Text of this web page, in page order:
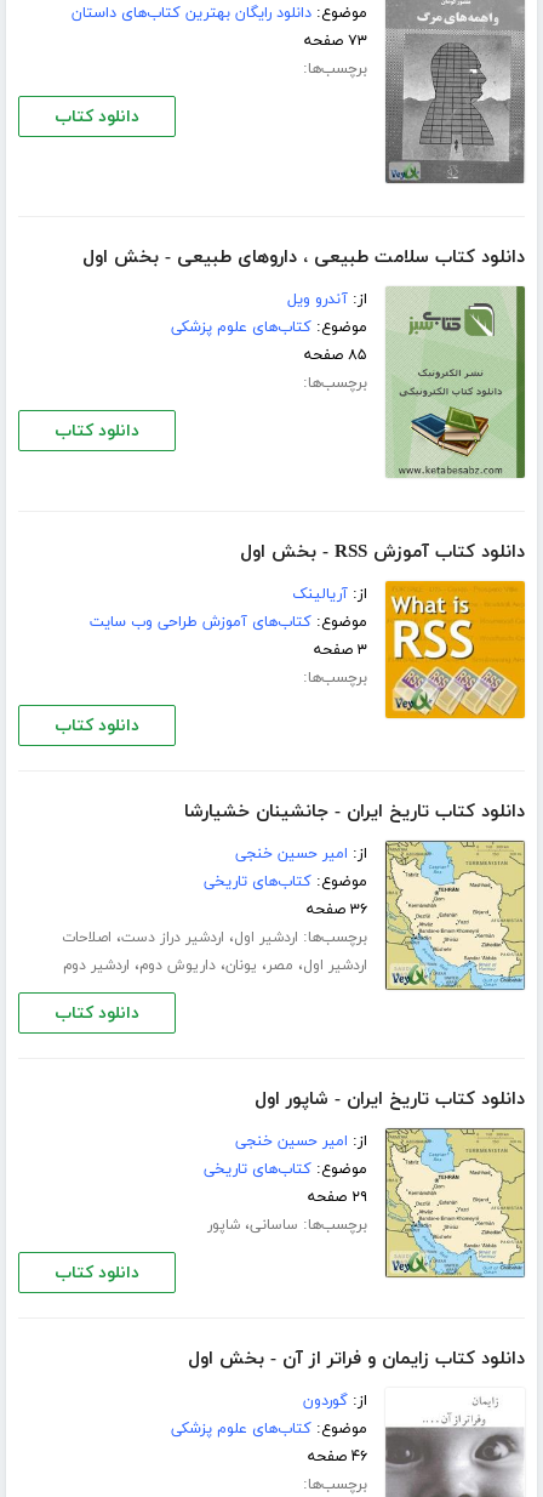
موضوع:دانلود رایگان بهترین کتاب‌های داستان
۷۳ صفحه
برچسب‌ها:
دانلود کتاب
دانلود کتاب سلامت طبیعی ، داروهای طبیعی - بخش اول
از:آندرو ویل
موضوع:کتاب‌های علوم پزشکی
۸۵ صفحه
برچسب‌ها:
دانلود کتاب
دانلود کتاب آموزش RSS - بخش اول
از:آریالینک
موضوع:کتاب‌های آموزش طراحی وب سایت
۳ صفحه
برچسب‌ها:
دانلود کتاب
دانلود کتاب تاریخ ایران - جانشینان خشیارشا
از: امیر حسین خنجی
موضوع:کتاب‌های تاریخی
۳۶ صفحه
برچسب‌ها: اردشیر اول، اردشیر دراز دست، اصلاحات
اردشیر اول، مصر، یونان،داریوش دوم، اردشیر دوم
دانلود کتاب
دانلود کتاب تاریخ ایران - شاپور اول
از: امیر حسین خنجی
موضوع:کتاب‌های تاریخی
۲۹ صفحه
برچسب‌ها: ساسانی،شاپور
دانلود کتاب
دانلود کتاب زایمان و فراتر از آن - بخش اول
از:گوردون
موضوع:کتاب‌های علوم پزشکی
۴۶ صفحه
برچسب‌ها: